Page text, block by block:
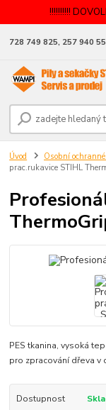
!!!!!!!!!!
728 749 825, 257 940
Úvod Osobní
prac.rukavice STIHL
PES tkanina, vysoká
pro zpracování dřeva v
Dostupnost